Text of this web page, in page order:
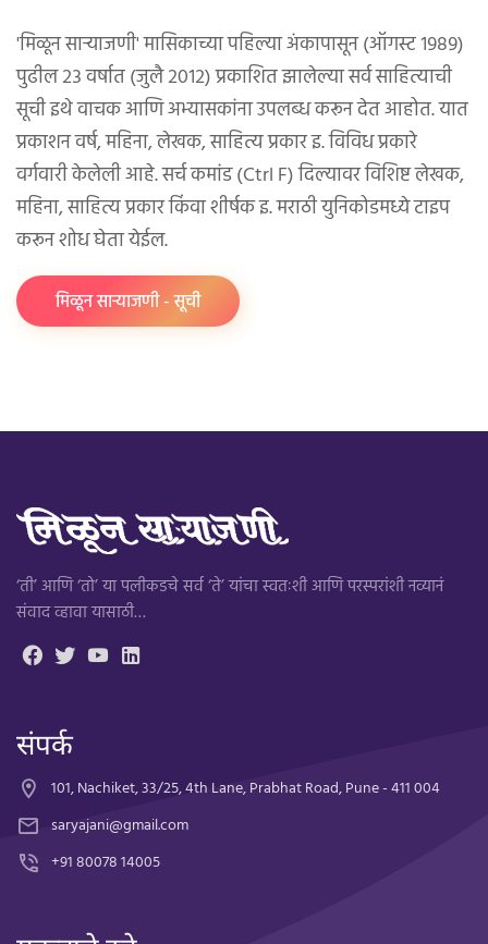
'मिळून साऱ्याजणी' मासिकाच्या पहिल्या अंकापासून (ऑगस्ट १९८९)
पुढील २३ वर्षात (जुलै २०१२) प्रकाशित झालेल्या सर्व साहित्याची
सूची इथे वाचक आणि अभ्यासकांना उपलब्ध करून देत आहोत. यात
प्रकाशन वर्ष, महिना, लेखक, साहित्य प्रकार इ. विविध प्रकारे
वर्गवारी केलेली आहे. सर्च कमांड (Ctrl F) दिल्यावर विशिष्ट लेखक,
महिना, साहित्य प्रकार किंवा शीर्षक इ. मराठी युनिकोडमध्ये टाइप
करून शोध घेता येईल.
मिळून साऱ्याजणी - सूची
‘ती’ आणि ‘तो’ या पलीकडचे सर्व ‘ते’ यांचा स्वतःशी आणि परस्परांशी नव्यानं
संवाद व्हावा यासाठी…
संपर्क
101, Nachiket, 33/25, 4th Lane, Prabhat Road, Pune - 411 004
saryajani@gmail.com
+91 80078 14005